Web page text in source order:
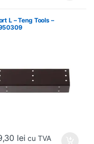
L – Teng Tools –
lei cu TVA